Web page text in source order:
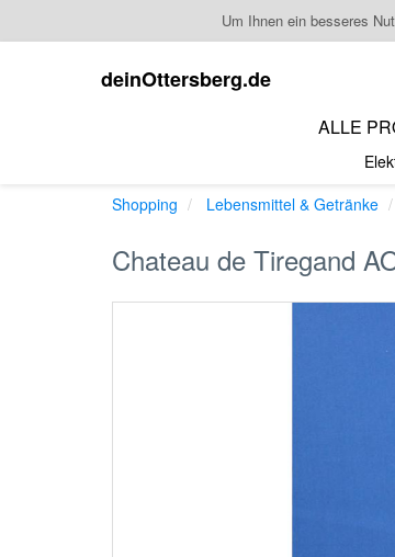
Um Ihnen ein besseres
deinOttersberg.de
ALLE
Shopping
Lebensmittel & Getränke
Chateau de Tiregand